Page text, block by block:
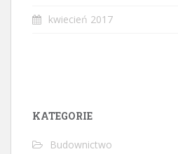
kwiecień 2017
KATEGORIE
Budownictwo